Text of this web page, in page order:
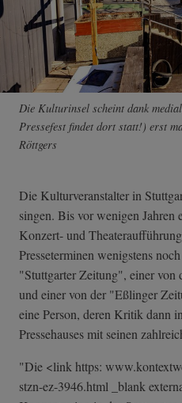
Die Kulturinsel scheint dank
Pressefest findet dort statt!) erst
Röttgers
Die Kulturveranstalter in
singen. Bis vor wenigen Jahren
Konzert- und
Presseterminen wenigstens
"Stuttgarter Zeitung", einer von
und einer von der "Eßlinger
eine Person, deren Kritik dann
Pressehauses mit seinen
"Die <link https:
stzn-ez-3946.html _blank